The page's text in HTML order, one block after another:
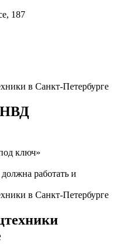
187
в Санкт-Петербурге
ключ»
работать и
в Санкт-Петербурге